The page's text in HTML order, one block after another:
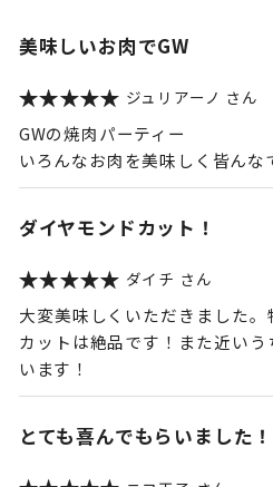
美味しいお肉でGW
ジュリアーノ
GWの焼肉パーティー
いろんなお肉を美味しく皆んな
ダイヤモンドカット！
ダイチ
大変美味しくいただきました
カットは絶品です！また近い
います！
とても喜んでもらいました！